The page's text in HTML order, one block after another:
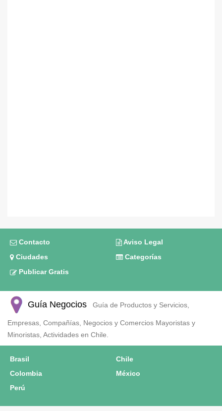
Contacto
Aviso Legal
Ciudades
Categorías
Publicar Gratis
Guía Negocios Guía de Productos y Servicios,
Empresas, Compañías, Negocios y Comercios Mayoristas y
Minoristas, Actividades en Chile.
Brasil
Chile
Colombia
México
Perú